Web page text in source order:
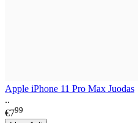
Apple iPhone 11 Pro Max Juodas
..
€799